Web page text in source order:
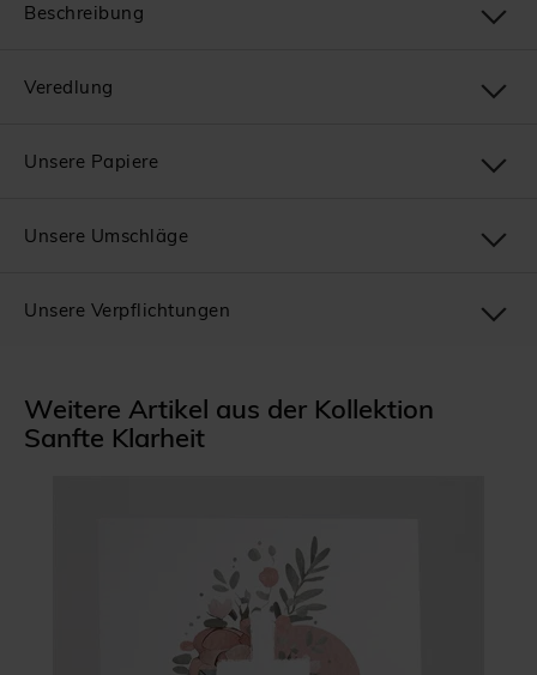
Weitere Artikel aus der Kollektion
Sanfte Klarheit
Beschreibung
Veredlung
Unsere Papiere
Unsere Umschläge
Unsere Verpflichtungen